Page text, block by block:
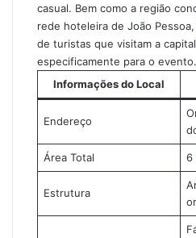
casual. Bem como a região
rede hoteleira de João
de turistas que visitam a
especificamente para o evento.
Informações do Local
Endereço
Área Total 6
Estrutura